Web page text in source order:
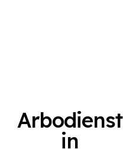
Arbodienst
in